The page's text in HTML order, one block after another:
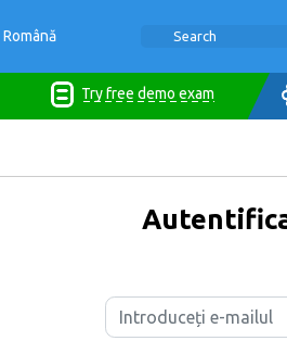
Română
Try free demo exam